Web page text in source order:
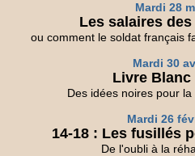
Mardi 28
Les salaires
ou comment le soldat français
Mardi 30
Livre Blanc
Des idées noires pour
Mardi 26
14-18 : Les fusillés
De l'oubli à la